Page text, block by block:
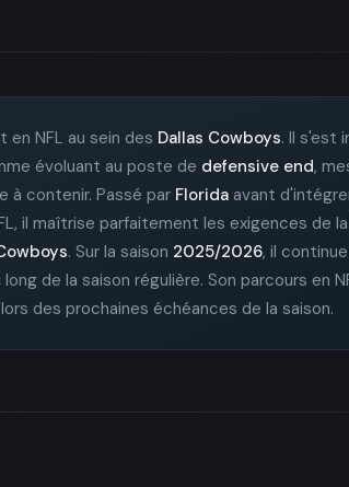
NFL au sein des Dallas Cowboys. Il s'est
évoluant au poste de defensive end,
à contenir. Passé par Florida avant
il maîtrise parfaitement les exigences
. Sur la saison 2025/2026, il
de la saison régulière. Son parcours en
des prochaines échéances de la saison.